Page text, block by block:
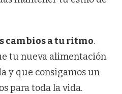
cambios a tu ritmo.
tu nueva alimentación
y que consigamos un
para toda la vida.